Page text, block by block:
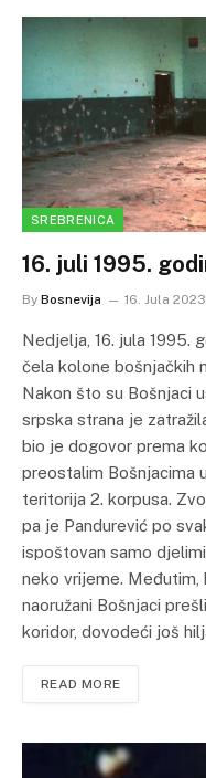
SREBRENICA
16. juli 1995.
By Bosnevija 16. Jula
Nedjelja, 16. jula 1995.
čela kolone bošnjačkih
Nakon što su Bošnjaci
srpska strana je
bio je dogovor prema
preostalim Bošnjacima
teritorija 2. korpusa.
pa je Pandurević po
ispoštovan samo
neko vrijeme. Međutim,
naoružani Bošnjaci
koridor, dovodeći još
READ MORE